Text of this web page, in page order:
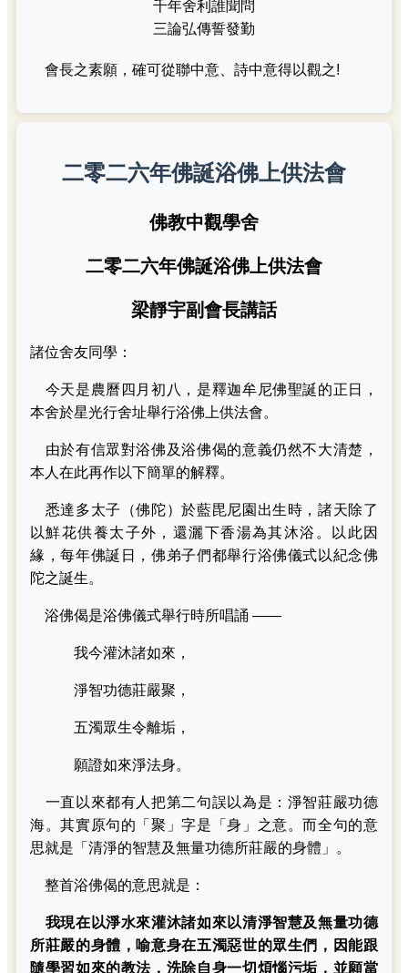
千年舍利誰聞問
三論弘傳誓發勤
會長之素願，確可從聯中意、詩中意得以觀之!
二零二六年佛誕浴佛上供法會
佛教中觀學舍
二零二六年佛誕浴佛上供法會
梁靜宇副會長講話
諸位舍友同學：
今天是農曆四月初八，是釋迦牟尼佛聖誕的正日，
本舍於星光行舍址舉行浴佛上供法會。
由於有信眾對浴佛及浴佛偈的意義仍然不大清楚，
本人在此再作以下簡單的解釋。
悉達多太子（佛陀）於藍毘尼園出生時，諸天除了
以鮮花供養太子外，還灑下香湯為其沐浴。以此因
緣，每年佛誕日，佛弟子們都舉行浴佛儀式以紀念佛
陀之誕生。
浴佛偈是浴佛儀式舉行時所唱誦 ——
我今灌沐諸如來，
淨智功德莊嚴聚，
五濁眾生令離垢，
願證如來淨法身。
一直以來都有人把第二句誤以為是：淨智莊嚴功德
海。其實原句的「聚」字是「身」之意。而全句的意
思就是「清淨的智慧及無量功德所莊嚴的身體」。
整首浴佛偈的意思就是：
我現在以淨水來灌沐諸如來以清淨智慧及無量功德
所莊嚴的身體，喻意身在五濁惡世的眾生們，因能跟
隨學習如來的教法，洗除自身一切煩惱污垢，並願當